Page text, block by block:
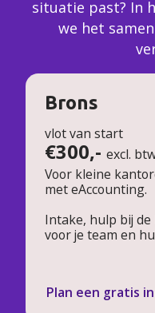
situatie past? In
we het
Brons
vlot van start
€300,- excl.
Voor kleine
met eAccounting.
Intake, hulp bij
voor je team en
Plan een gratis